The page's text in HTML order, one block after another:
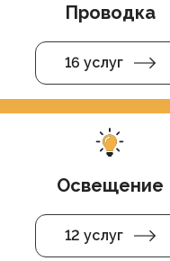
Проводка
16 услуг
Освещение
12 услуг